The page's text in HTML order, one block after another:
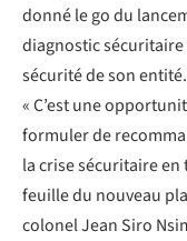
donné le go du
diagnostic
sécurité de son entité.
« C’est une
formuler de
la crise sécuritaire
feuille du nouveau
colonel Jean Siro